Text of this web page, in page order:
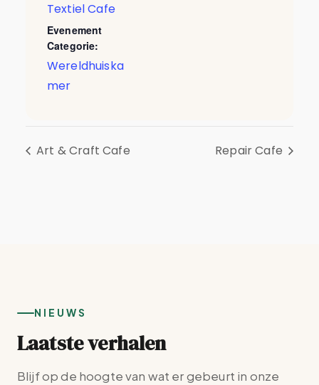
Textiel Cafe
Evenement
Categorie:
Wereldhuiska
mer
Art & Craft Cafe Repair Cafe
NIEUWS
Laatste verhalen
Blijf op de hoogte van wat er gebeurt in onze